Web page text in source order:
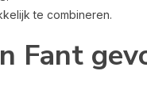
te combineren.
Fant